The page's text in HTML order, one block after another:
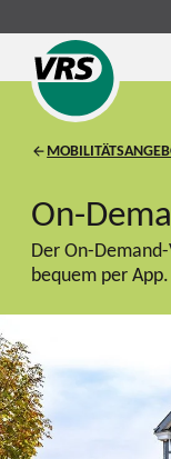
On-
Der On-
bequem per App.